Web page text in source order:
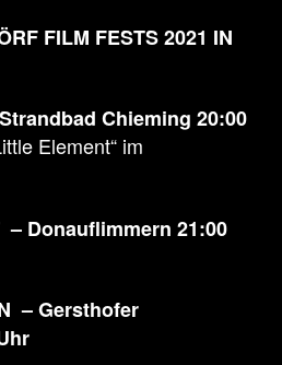
FILM FESTS 2021 IN
Chieming 20:00
Element“ im
– Donauflimmern 21:00
– Gersthofer